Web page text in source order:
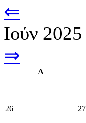
⇐
Ιούν 2025
⇒
Δ
26 27